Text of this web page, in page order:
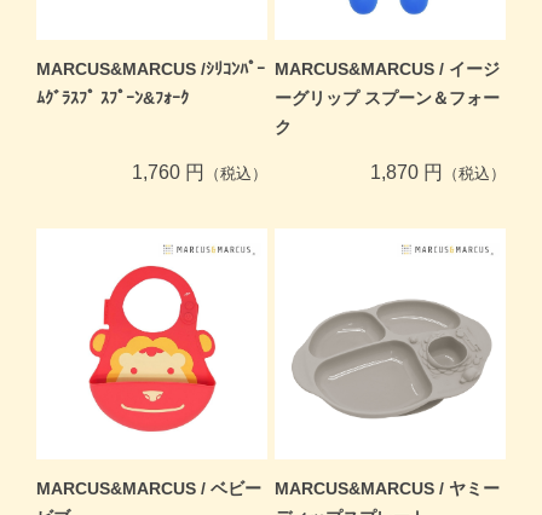
MARCUS&MARCUS /ｼﾘｺﾝﾊﾟｰ
ﾑｸﾞﾗｽﾌﾟ ｽﾌﾟｰﾝ&ﾌｫｰｸ
1,760 円 （税込）
MARCUS&MARCUS / イージ
ーグリップ スプーン＆フォー
ク
1,870 円 （税込）
MARCUS&MARCUS / ベビー
MARCUS&MARCUS / ヤミー